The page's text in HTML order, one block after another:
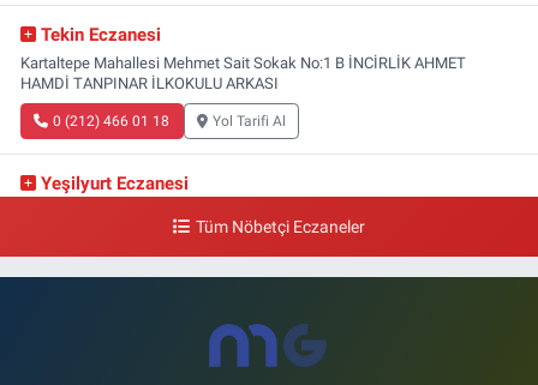
Tekin Eczanesi
Kartaltepe Mahallesi Mehmet Sait Sokak No:1 B İNCİRLİK AHMET
HAMDİ TANPINAR İLKOKULU ARKASI
0 (212) 466 01 18 Yol Tarifi Al
Yeşilyurt Eczanesi
Şenlikköy Mahallesi Eski Halkalı Caddesi 33 Akvaryum Yanı Akua Florya
Tüm Nöbetçi Eczaneler